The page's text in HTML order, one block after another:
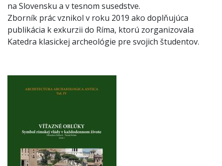
na Slovensku a v tesnom susedstve.
Zborník prác vznikol v roku 2019 ako doplňujúca
publikácia k exkurzii do Ríma, ktorú zorganizovala
Katedra klasickej archeológie pre svojich študentov.